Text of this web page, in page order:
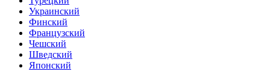
Украинский
Финский
Французский
Чешский
Шведский
Японский